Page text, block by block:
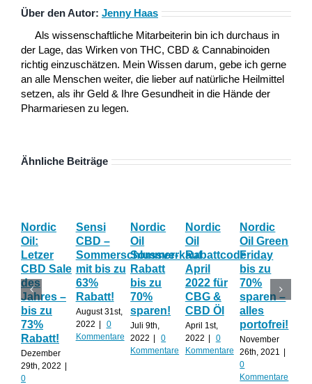
Über den Autor: Jenny Haas
Als wissenschaftliche Mitarbeiterin bin ich durchaus in
der Lage, das Wirken von THC, CBD & Cannabinoiden
richtig einzuschätzen. Mein Wissen darum, gebe ich gerne
an alle Menschen weiter, die lieber auf natürliche Heilmittel
setzen, als ihr Geld & Ihre Gesundheit in die Hände der
Pharmariesen zu legen.
Ähnliche Beiträge
Nordic
Oil:
Letzer
CBD Sale
des
Jahres –
bis zu
73%
Rabatt!
Dezember
29th, 2022 |
0
Sensi
CBD –
Sommerschlussverkauf
mit bis zu
63%
Rabatt!
August 31st,
2022 |
0
Kommentare
Nordic
Oil
Sommer-
Rabatt
bis zu
70%
sparen!
Juli 9th,
2022 |
0
Kommentare
Nordic
Oil
Rabattcode
April
2022 für
CBG &
CBD Öl
April 1st,
2022 |
0
Kommentare
Nordic
Oil Green
Friday
bis zu
70%
sparen –
alles
portofrei!
November
26th, 2021
|
0
Kommentare